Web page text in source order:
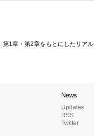
1章・第2章をもとにしたリアル
News
Updates
RSS
Twitter